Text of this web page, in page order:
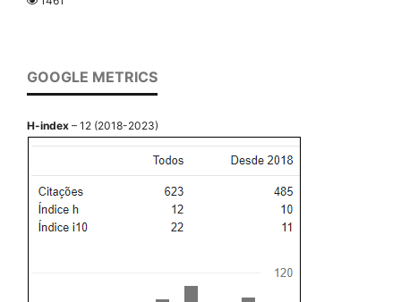
GOOGLE METRICS
H-index – 12 (2018-2023)